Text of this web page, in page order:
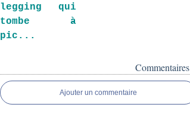
legging qui
tombe à
pic...
Commentaires
Ajouter un commentaire